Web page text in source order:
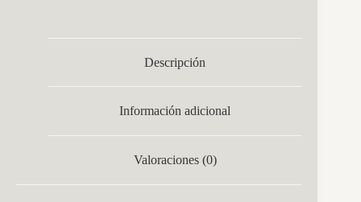
Descripción
Información adicional
Valoraciones (0)